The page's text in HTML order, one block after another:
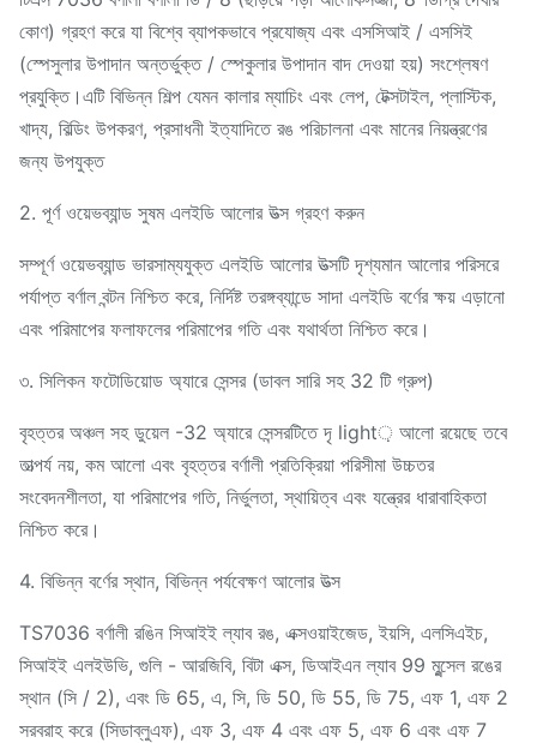
কোণ) গ্রহণ করে যা বিশ্বে ব্যাপকভাবে প্রযোজ্য এবং এসসিআই / এসসিই
(স্পেসুলার উপাদান অন্তর্ভুক্ত / স্পেকুলার উপাদান বাদ দেওয়া হয়) সংশ্লেষণ
প্রযুক্তি।এটি বিভিন্ন শিল্প যেমন কালার ম্যাচিং এবং লেপ, টেক্সটাইল, প্লাস্টিক,
খাদ্য, বিল্ডিং উপকরণ, প্রসাধনী ইত্যাদিতে রঙ পরিচালনা এবং মানের নিয়ন্ত্রণের
জন্য উপযুক্ত
2. পূর্ণ ওয়েভব্যান্ড সুষম এলইডি আলোর উত্স গ্রহণ করুন
সম্পূর্ণ ওয়েভব্যান্ড ভারসাম্যযুক্ত এলইডি আলোর উত্সটি দৃশ্যমান আলোর পরিসরে
পর্যাপ্ত বর্ণাল বন্টন নিশ্চিত করে, নির্দিষ্ট তরঙ্গব্যান্ডে সাদা এলইডি বর্ণের ক্ষয় এড়ানো
এবং পরিমাপের ফলাফলের পরিমাপের গতি এবং যথার্থতা নিশ্চিত করে।
৩. সিলিকন ফটোডিয়োড অ্যারে সেন্সর (ডাবল সারি সহ 32 টি গ্রুপ)
বৃহত্তর অঞ্চল সহ ডুয়েল -32 অ্যারে সেন্সরটিতে দৃ light় আলো রয়েছে তবে
তাত্পর্য নয়, কম আলো এবং বৃহত্তর বর্ণালী প্রতিক্রিয়া পরিসীমা উচ্চতর
সংবেদনশীলতা, যা পরিমাপের গতি, নির্ভুলতা, স্থায়িত্ব এবং যন্ত্রের ধারাবাহিকতা
নিশ্চিত করে।
4. বিভিন্ন বর্ণের স্থান, বিভিন্ন পর্যবেক্ষণ আলোর উত্স
TS7036 বর্ণালী রঙিন সিআইই ল্যাব রঙ, এক্সওয়াইজেড, ইয়সি, ​​এলসিএইচ,
সিআইই এলইউভি, গুলি - আরজিবি, বিটা এক্স, ডিআইএন ল্যাব 99 মুন্সেল রঙের
স্থান (সি / 2), এবং ডি 65, এ, সি, ডি 50, ডি 55, ডি 75, এফ 1, এফ 2
সরবরাহ করে (সিডাব্লুএফ), এফ 3, এফ 4 এবং এফ 5, এফ 6 এবং এফ 7